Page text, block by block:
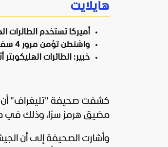
هايلايت
أميركا تستخدم
واشنطن تؤمن مرور 4 سفن يوميا خلال فترة الليل.
خبير: الطائرات
كشفت صحيفة "تليغراف" أن
مضيق هرمز سرًا، وذلك في
وأشارت الصحيفة إلى أن